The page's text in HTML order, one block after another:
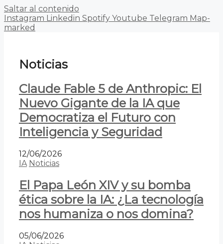
Saltar al contenido
Instagram Linkedin Spotify Youtube Telegram Map-
marked
Noticias
Claude Fable 5 de Anthropic: El
Nuevo Gigante de la IA que
Democratiza el Futuro con
Inteligencia y Seguridad
12/06/2026
IA Noticias
El Papa León XIV y su bomba
ética sobre la IA: ¿La tecnología
nos humaniza o nos domina?
05/06/2026